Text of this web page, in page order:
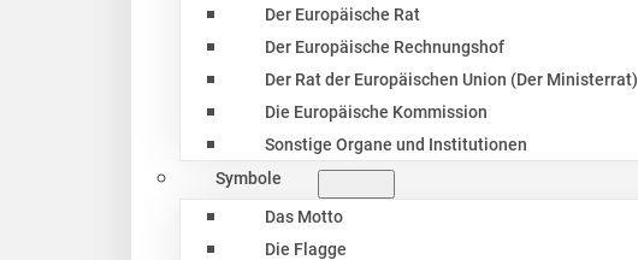
Der Europäische Rat
Der Europäische Rechnungshof
Der Rat der Europäischen Union (Der Ministerrat)
Die Europäische Kommission
Sonstige Organe und Institutionen
Symbole
Das Motto
Die Flagge